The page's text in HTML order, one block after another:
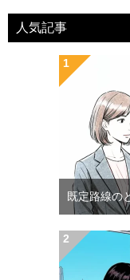
人気記事
既定路線の